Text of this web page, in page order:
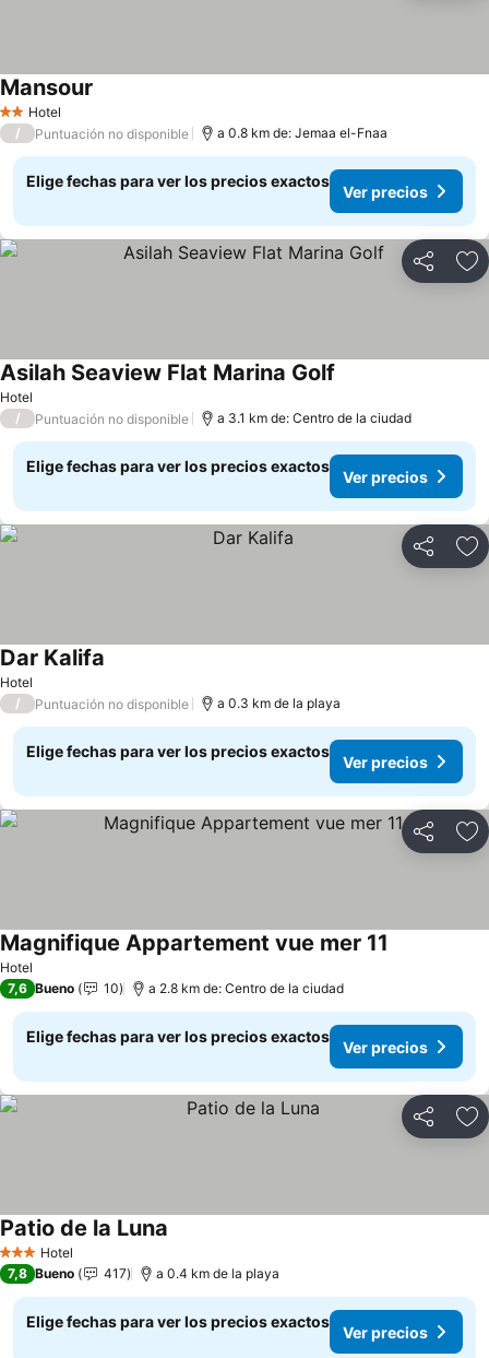
2 Estrellas
Hotel
Mansour
/ Puntuación no disponible a 0.8 km de: Jemaa el-Fnaa
Elige fechas para ver los precios exactos
Ver precios
Compartir
Hotel
Asilah Seaview Flat Marina Golf
/ Puntuación no disponible a 3.1 km de: Centro de la ciudad
Elige fechas para ver los precios exactos
Ver precios
Compartir
Hotel
Dar Kalifa
/ Puntuación no disponible a 0.3 km de la playa
Elige fechas para ver los precios exactos
Ver precios
Compartir
Hotel
Magnifique Appartement vue mer 11
7,6 Bueno 10 a 2.8 km de: Centro de la ciudad
Elige fechas para ver los precios exactos
Ver precios
Compartir
3 Estrellas
Hotel
Patio de la Luna
7,8 Bueno 417 a 0.4 km de la playa
Elige fechas para ver los precios exactos
Ver precios